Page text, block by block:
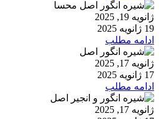
ژانویه 19, 2025
19 ژانویه 2025
ادامه مطلب
ژانویه 17, 2025
17 ژانویه 2025
ادامه مطلب
ژانویه 17, 2025